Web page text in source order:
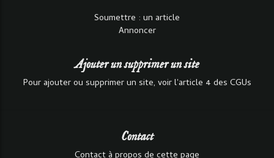
Soumettre : un article
Annoncer
Ajouter un supprimer un site
Pour ajouter ou supprimer un site, voir l'article 4 des CGUs
Contact